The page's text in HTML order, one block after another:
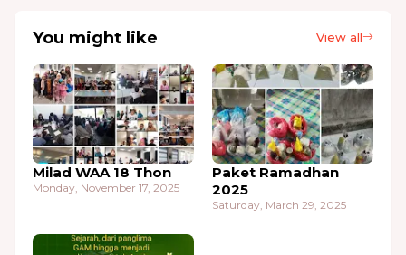
You might like View all
Milad WAA 18 Thon
Monday, November 17, 2025
Paket Ramadhan
2025
Saturday, March 29, 2025